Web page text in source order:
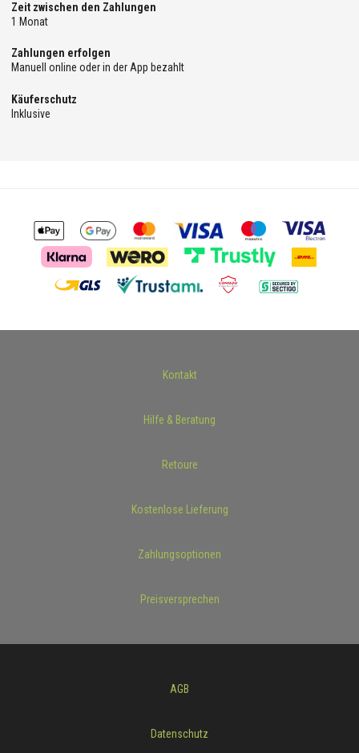
Zeit zwischen den Zahlungen
1 Monat
Zahlungen erfolgen
Manuell online oder in der App bezahlt
Käuferschutz
Inklusive
Kontakt
Hilfe & Beratung
Retoure
Kostenlose Lieferung
Zahlungsoptionen
Preisversprechen
AGB
Datenschutz